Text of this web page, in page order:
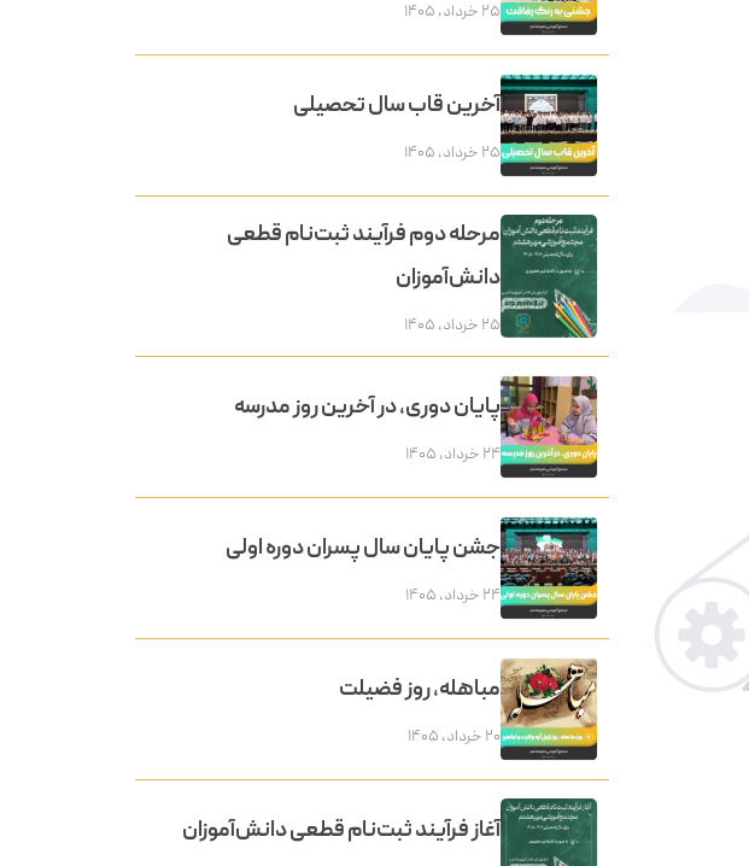
۲۵ خرداد, ۱۴۰۵
آخرین قاب سال تحصیلی
۲۵ خرداد, ۱۴۰۵
مرحله دوم فرآیند ثبت‌نام قطعی
دانش‌آموزان
۲۵ خرداد, ۱۴۰۵
پایان دوری، در آخرین روز مدرسه
۲۴ خرداد, ۱۴۰۵
جشن پایان سال پسران دوره اولی
۲۴ خرداد, ۱۴۰۵
مباهله، روز فضیلت
۲۰ خرداد, ۱۴۰۵
آغاز فرآیند ثبت‌نام قطعی دانش‌آموزان